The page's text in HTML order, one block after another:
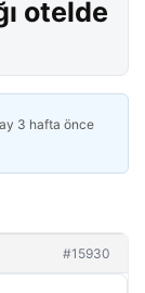
otelde
3 hafta önce
#15930